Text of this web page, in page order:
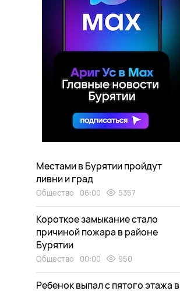
Местами в Бурятии пройдут
ливни и град
Общество 06:00 5357
Короткое замыкание стало
причиной пожара в районе
Бурятии
Общество 00:00 950
Ребенок выпал с пятого этажа в